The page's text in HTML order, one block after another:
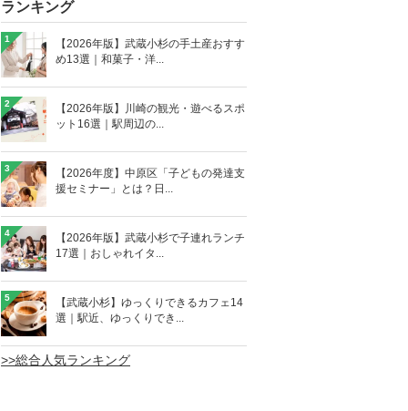
ランキング
1
【2026年版】武蔵小杉の手土産おすす
め13選｜和菓子・洋...
2
【2026年版】川崎の観光・遊べるスポ
ット16選｜駅周辺の...
3
【2026年度】中原区「子どもの発達支
援セミナー」とは？日...
4
【2026年版】武蔵小杉で子連れランチ
17選｜おしゃれイタ...
5
【武蔵小杉】ゆっくりできるカフェ14
選｜駅近、ゆっくりでき...
>>総合人気ランキング